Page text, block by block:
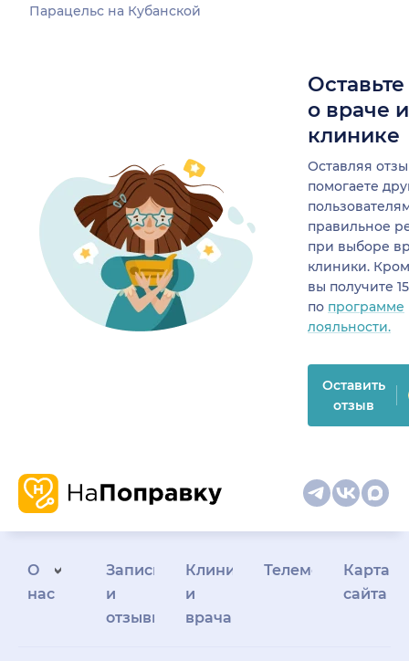
Парацельс на Кубанской
о враче
клинике
Оставляя
помогаете
правильное
при выборе
клиники.
вы получите
по программе
лояльности.
Оставить
отзыв
О
нас
Запись
и
отзывы
Клиникам
и
врачам
Телемедицина
Карта
сайта